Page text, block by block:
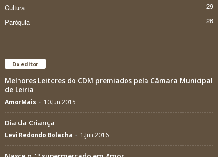
Cultura
29
Paróquia
26
Do editor
Melhores Leitores do CDM premiados pela Câmara Municipal
de Leiria
AmorMais - 10.Jun.2016
Dia da Criança
Levi Redondo Bolacha - 1.Jun.2016